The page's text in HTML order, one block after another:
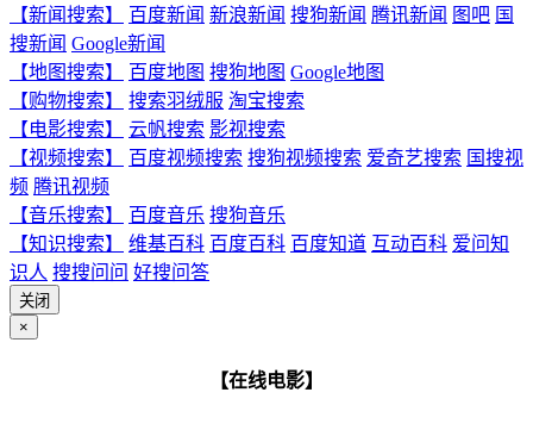
【新闻搜索】
百度新闻 新浪新闻 搜狗新闻 腾讯新闻 图吧 国
搜新闻 Google新闻
【地图搜索】
百度地图 搜狗地图 Google地图
【购物搜索】
搜索羽绒服 淘宝搜索
【电影搜索】
云帆搜索 影视搜索
【视频搜索】
百度视频搜索 搜狗视频搜索 爱奇艺搜索 国搜视
频 腾讯视频
【音乐搜索】
百度音乐 搜狗音乐
【知识搜索】
维基百科 百度百科 百度知道 互动百科 爱问知
识人 搜搜问问 好搜问答
关闭
×
【在线电影】